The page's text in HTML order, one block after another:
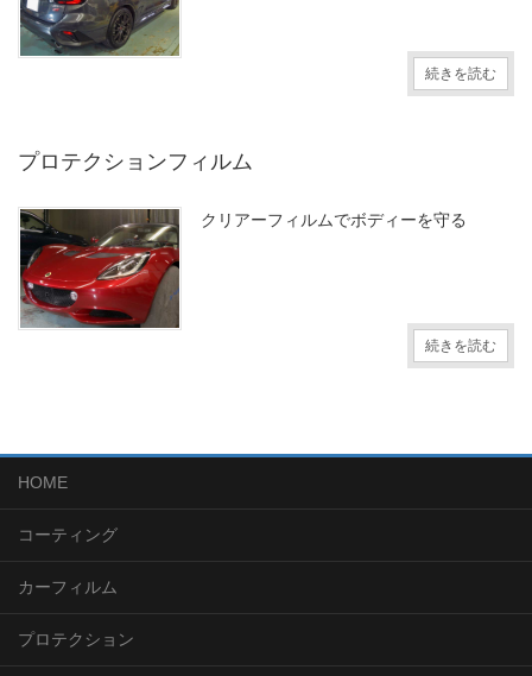
続きを読む
プロテクションフィルム
クリアーフィルムでボディーを守る
続きを読む
HOME
コーティング
カーフィルム
プロテクション